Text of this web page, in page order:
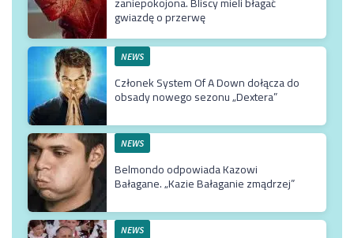
gwiazdę o przerwę
NEWS
Członek System Of A Down dołącza do
obsady nowego sezonu „Dextera”
NEWS
Belmondo odpowiada Kazowi
Bałagane. „Kazie Bałaganie zmądrzej”
NEWS